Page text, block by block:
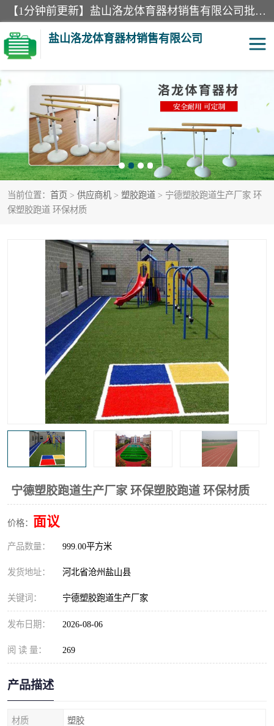
【1分钟前更新】盐山洛龙体育器材销售有限公司批量供应：300米障碍器材、400米障碍器材、部队训练器材、双杠、体操垫、舞蹈把杆等产品。盐山洛龙体育器材销售有限公司经过多年的发展，集研发，生产，销售，售后服务为一体. 奉行“质量，信誉，服务”的宗旨，以开拓创新的精神和真诚守信的态度积极进取。
盐山洛龙体育器材销售有限公司
当前位置： 首页 > 供应商机 > 塑胶跑道 > 宁德塑胶跑道生产厂家 环
保塑胶跑道 环保材质
宁德塑胶跑道生产厂家 环保塑胶跑道 环保材质
价格： 面议
产品数量： 999.00平方米
发货地址： 河北省沧州盐山县
关键词： 宁德塑胶跑道生产厂家
发布日期： 2026-08-06
阅 读 量： 269
产品描述
材质 塑胶
单双杠 舞蹈把杆
400米障碍器材 体操垫
300米障碍器材 攀爬架
塑胶跑道 400米障碍器材1